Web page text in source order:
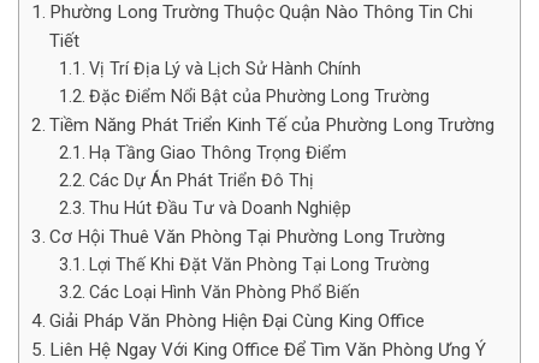
Phường Long Trường Thuộc Quận Nào Thông Tin Chi
Tiết
Vị Trí Địa Lý và Lịch Sử Hành Chính
Đặc Điểm Nổi Bật của Phường Long Trường
Tiềm Năng Phát Triển Kinh Tế của Phường Long Trường
Hạ Tầng Giao Thông Trọng Điểm
Các Dự Án Phát Triển Đô Thị
Thu Hút Đầu Tư và Doanh Nghiệp
Cơ Hội Thuê Văn Phòng Tại Phường Long Trường
Lợi Thế Khi Đặt Văn Phòng Tại Long Trường
Các Loại Hình Văn Phòng Phổ Biến
Giải Pháp Văn Phòng Hiện Đại Cùng King Office
Liên Hệ Ngay Với King Office Để Tìm Văn Phòng Ưng Ý